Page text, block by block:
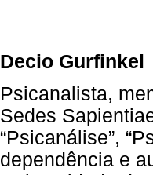
Decio Gurfinkel
Psicanalista,
Sedes
“Psicanálise”,
dependência e